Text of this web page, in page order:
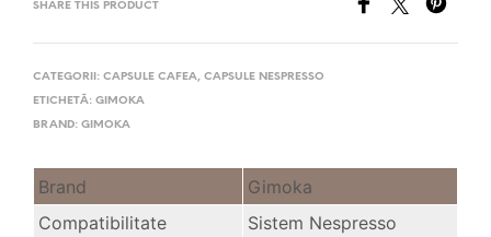
SHARE THIS PRODUCT
CATEGORII: CAPSULE CAFEA, CAPSULE NESPRESSO
ETICHETĂ: GIMOKA
BRAND: GIMOKA
Brand
Gimoka
Compatibilitate
Sistem Nespresso